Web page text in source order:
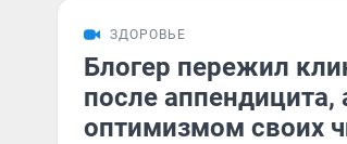
ЗДОРОВЬЕ
Блогер пережил
после аппендицита,
оптимизмом своих